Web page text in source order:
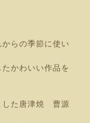
らの季節に使い
かわいい作品を
した唐津焼 曹源